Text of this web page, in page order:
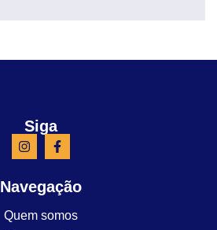
Siga
Navegação
Quem somos